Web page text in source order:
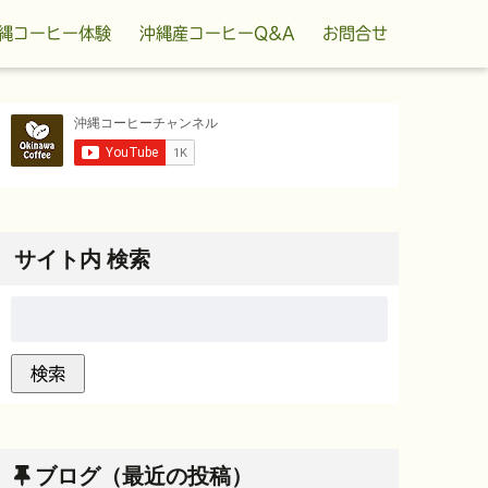
コーヒー体験 沖縄産コーヒーQ&A お問合せ
サイト内 検索
ブログ（最近の投稿）